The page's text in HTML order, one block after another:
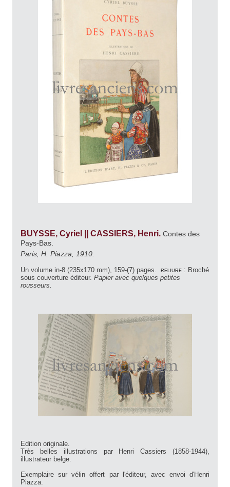
BUYSSE, Cyriel || CASSIERS, Henri. Contes des
Pays-Bas.
Paris, H. Piazza, 1910.
Un volume in-8 (235x170 mm), 159-(7) pages. reliure : Broché
sous couverture éditeur. Papier avec quelques petites
rousseurs.
Edition originale.
Très belles illustrations par Henri Cassiers (1858-1944),
illustrateur belge.
Exemplaire sur vélin offert par l'éditeur, avec envoi d'Henri
Piazza.